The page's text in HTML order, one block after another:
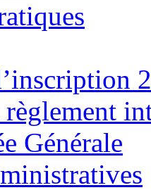
règlement
Générale